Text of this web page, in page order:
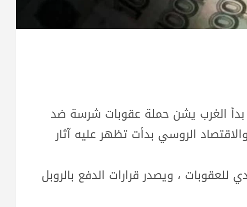
بدأ الغرب يشن حملة عقوبات شرسة ضد
الروسي بدأت تظهر عليه آثار
، ويصدر قرارات الدفع بالروبل